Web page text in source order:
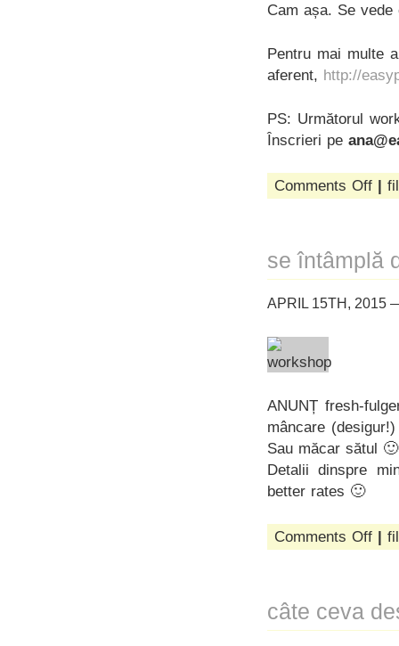
Cam așa. Se
Pentru mai multe
aferent, http://
PS: Următorul
Înscrieri pe
Comments Offon
food
|
se întâmplă
APRIL 15TH, 2015
ANUNȚ fresh-
mâncare
Sau măcar sătul 🙂
Detalii dinspre
better rates 🙂
Comments Offon
se
|
câte ceva